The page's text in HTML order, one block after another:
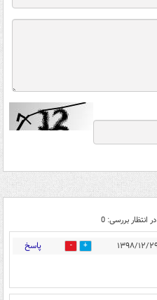
در انتظار بررسی: 0
5 پاسخ